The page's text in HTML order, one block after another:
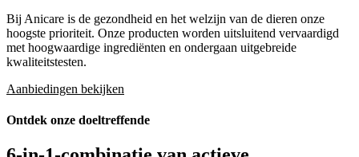
Bij Anicare is de gezondheid en het welzijn van de dieren onze
hoogste prioriteit. Onze producten worden uitsluitend vervaardigd
met hoogwaardige ingrediënten en ondergaan uitgebreide
kwaliteitstesten.
Aanbiedingen bekijken
Ontdek onze doeltreffende